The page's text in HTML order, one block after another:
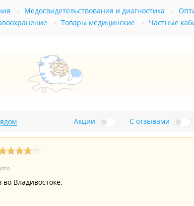
Медосвидетельствования и диагностика
Товары медицинские Частные
Акции С отзывами
Владивостоке.